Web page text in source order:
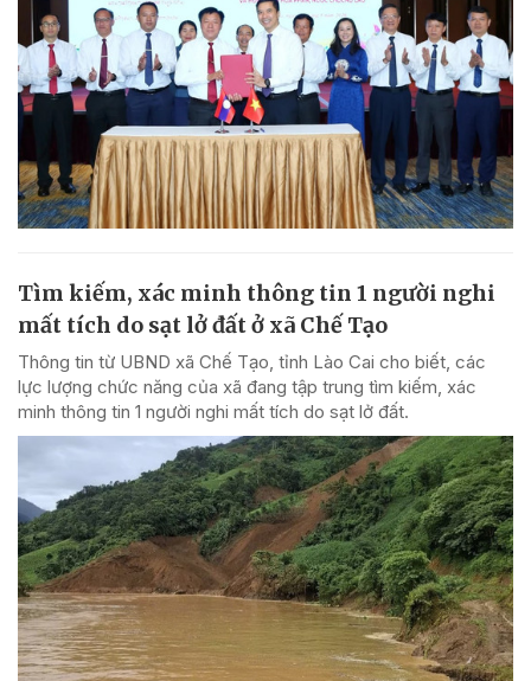
Tìm kiếm, xác minh thông tin 1 người nghi
mất tích do sạt lở đất ở xã Chế Tạo
Thông tin từ UBND xã Chế Tạo, tỉnh Lào Cai cho biết, các
lực lượng chức năng của xã đang tập trung tìm kiếm, xác
minh thông tin 1 người nghi mất tích do sạt lở đất.